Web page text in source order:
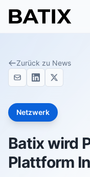
Zurück zu News
Netzwerk
Batix wird
Plattform